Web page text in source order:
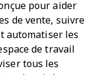
pour aider
de vente, suivre
automatiser les
de travail
tous les